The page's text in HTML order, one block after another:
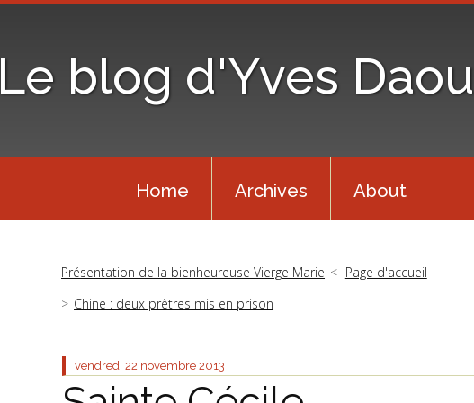
Le blog d'Yves
Home Archives About
Présentation de la bienheureuse Vierge Marie
Page d'accueil
Chine : deux prêtres mis en prison
vendredi 22 novembre 2013